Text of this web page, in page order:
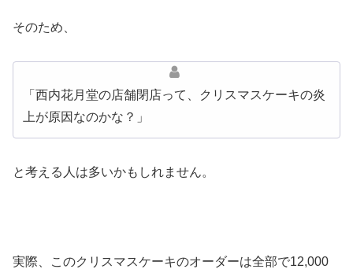
そのため、
「西内花月堂の店舗閉店って、クリスマスケーキの炎
上が原因なのかな？」
と考える人は多いかもしれません。
実際、このクリスマスケーキのオーダーは全部で12,000